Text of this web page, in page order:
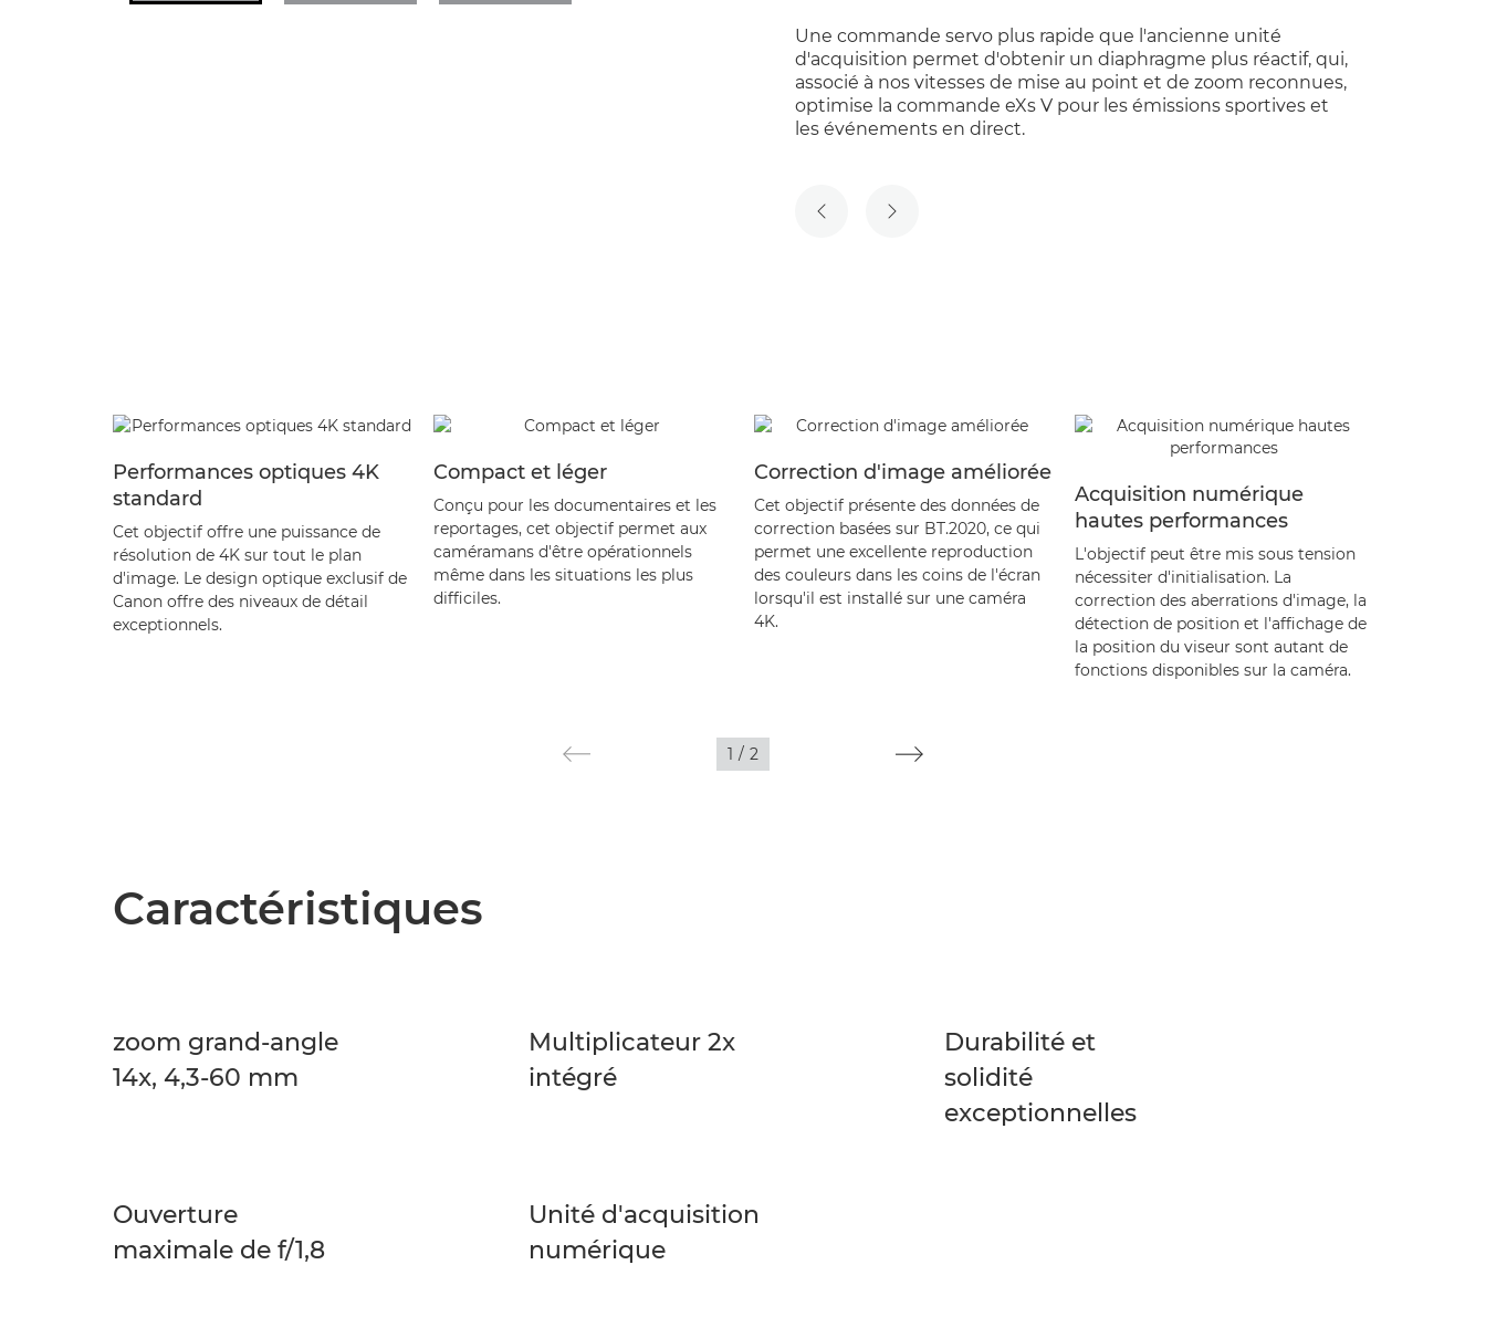
Une commande servo plus rapide que l'ancienne unité
d'acquisition permet d'obtenir un diaphragme plus réactif, qui,
associé à nos vitesses de mise au point et de zoom reconnues,
optimise la commande eXs V pour les émissions sportives et
les événements en direct.
DIAPOSITIVE PRÉCÉDENTE
DIAPOSITIVE SUIVANTE
Performances optiques 4K
standard
Cet objectif offre une puissance de
résolution de 4K sur tout le plan
d'image. Le design optique exclusif de
Canon offre des niveaux de détail
exceptionnels.
Compact et léger
Conçu pour les documentaires et les
reportages, cet objectif permet aux
caméramans d'être opérationnels
même dans les situations les plus
difficiles.
Correction d'image améliorée
Cet objectif présente des données de
correction basées sur BT.2020, ce qui
permet une excellente reproduction
des couleurs dans les coins de l'écran
lorsqu'il est installé sur une caméra
4K.
Acquisition numérique
hautes performances
L'objectif peut être mis sous tension
nécessiter d'initialisation. La
correction des aberrations d'image, la
détection de position et l'affichage de
la position du viseur sont autant de
fonctions disponibles sur la caméra.
1 / 2
Caractéristiques
zoom grand-angle
14x, 4,3-60 mm
Multiplicateur 2x
intégré
Durabilité et
solidité
exceptionnelles
Ouverture
maximale de f/1,8
Unité d'acquisition
numérique